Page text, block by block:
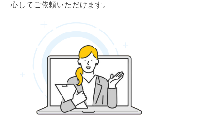
心してご依頼いただけます。